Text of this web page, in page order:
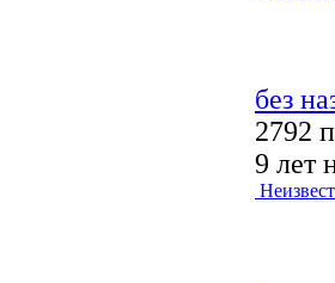
без
2792
9 лет